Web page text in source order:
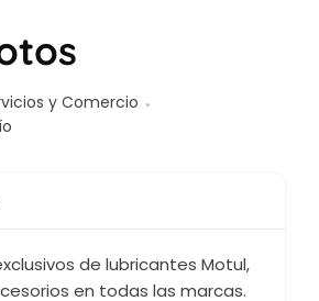
y Comercio
de lubricantes Motul,
en todas las marcas.